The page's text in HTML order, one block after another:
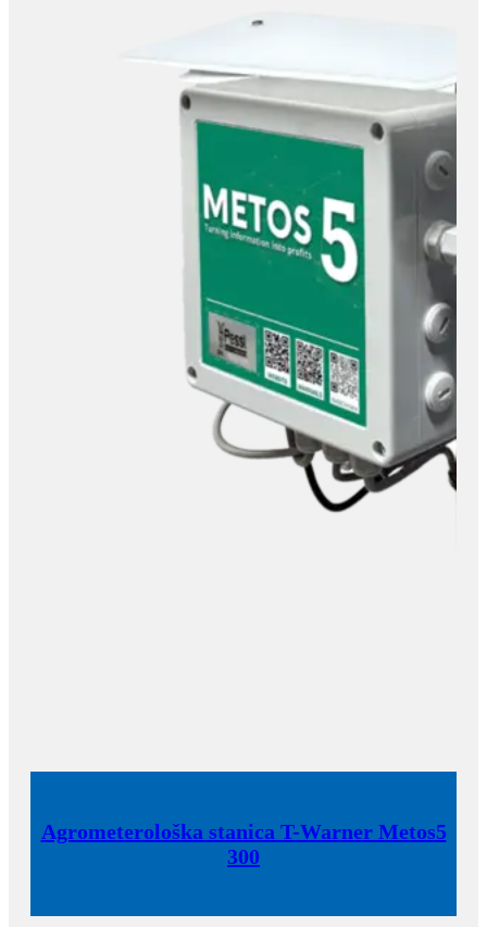
Agrometerološka stanica T-Warner Metos5
300